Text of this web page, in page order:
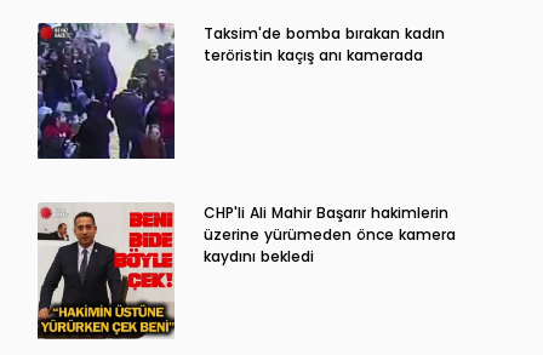
Taksim'de bomba bırakan kadın
teröristin kaçış anı kamerada
CHP'li Ali Mahir Başarır hakimlerin
üzerine yürümeden önce kamera
kaydını bekledi